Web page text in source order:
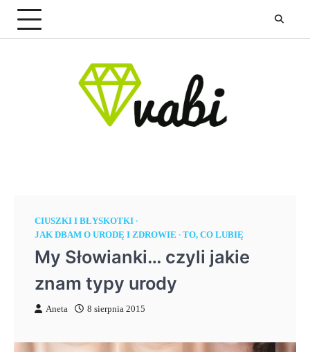
Skip
content
CIUSZKI I BŁYSKOTKI
JAK DBAM O URODĘ I ZDROWIE
TO, CO LUBIĘ
My Słowianki… czyli jakie
znam typy urody
Aneta 8 sierpnia 2015